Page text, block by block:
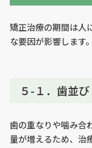
矯正治療の期間は人
な要因が影響します。
５-１．歯並
歯の重なりや噛み合
量が増えるため、治